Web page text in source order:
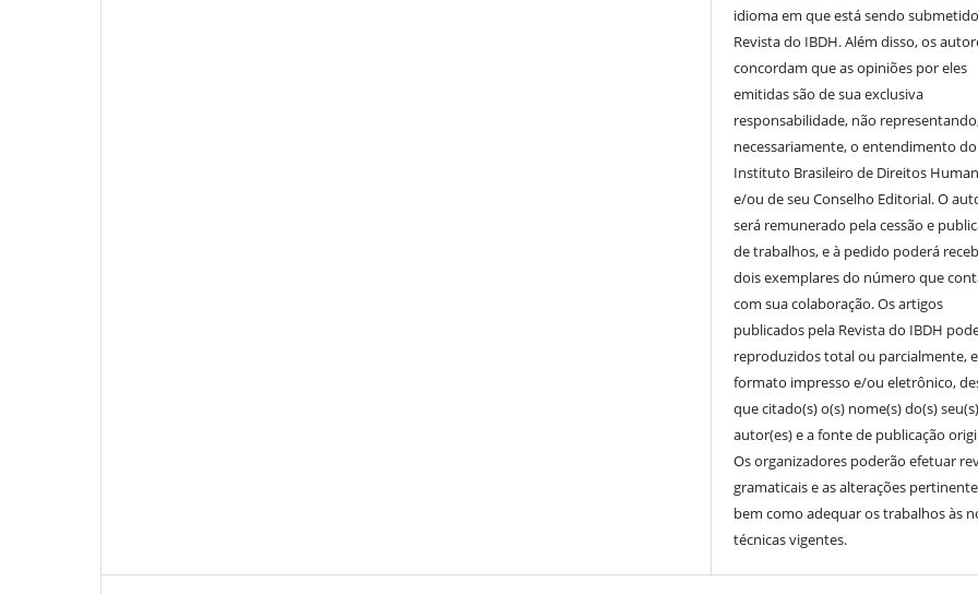
idioma em que está sendo
Revista do IBDH. Além disso, os
concordam que as opiniões por eles
emitidas são de sua exclusiva
responsabilidade, não
necessariamente, o entendimento do
Instituto Brasileiro de Direitos
e/ou de seu Conselho Editorial. O
será remunerado pela cessão e
de trabalhos, e à pedido poderá
dois exemplares do número que
com sua colaboração. Os artigos
publicados pela Revista do IBDH
reproduzidos total ou parcialmente,
formato impresso e/ou eletrônico,
que citado(s) o(s) nome(s) do(s) seu(s)
autor(es) e a fonte de publicação
Os organizadores poderão efetuar
gramaticais e as alterações
bem como adequar os trabalhos às
técnicas vigentes.